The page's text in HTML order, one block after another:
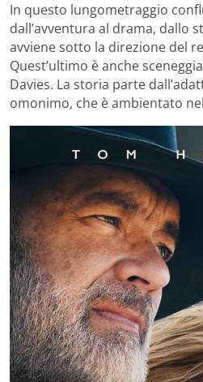
In questo lungometraggio
dall’avventura al drama, dallo
avviene sotto la direzione del
Quest’ultimo è anche
Davies. La storia parte
omonimo, che è ambientato